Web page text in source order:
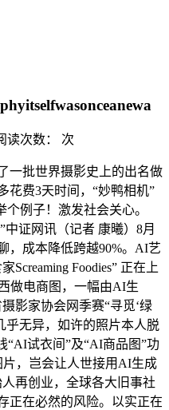
读次数： 次
批世界摄影史上的出名做
花费3天时间，“妙鸭相机”
例子！激发社会关心。
中证网讯（记者 康曦）8月
，成本降低跨越90%。AI艺
Screaming Foodies” 正在上
做电商图，一幅由AI生
影家协会网季赛“寻觅‘绿
乎无异，如许的照片本人脱
“AI试衣间”及“AI商品图”功
，岂会让人世接用AI生成
再创业，全球各大旧事社
正在必然的风险。以实正在